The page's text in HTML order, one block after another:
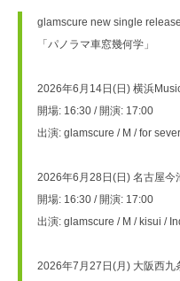
glamscure new single
「パノラマ車窓幾何学」
2026年6月14日(日) 横浜
開場: 16:30 / 開演: 17:00
出演: glamscure / M / for
2026年6月28日(日) 名古屋今
開場: 16:30 / 開演: 17:00
出演: glamscure / M / kisui /
2026年7月27日(月) 大阪西九